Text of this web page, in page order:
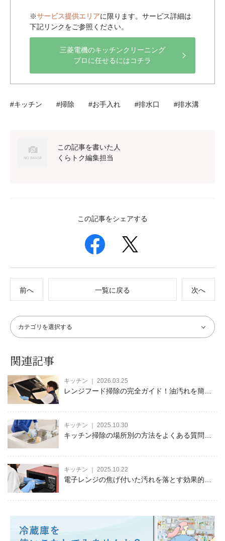
※サービス提供エリアに限ります。サービス詳細は
下記リンクをご参照ください。
三菱電機のキッチンクリーニング
プロに任せるにはコチラ
#キッチン #掃除 #お手入れ #排水口 #排水溝
この記事を書いた人
くらトク編集担当
この記事をシェアする
前へ 一覧に戻る 次へ
関連記事
キッチン ｜ 2026.03.25
レンジフード掃除の完全ガイド！油汚れを簡単
キッチン ｜ 2025.10.30
キッチン掃除の場所別の方法をよくある質問と
キッチン ｜ 2025.10.22
電子レンジの焦げ付いた汚れを落とす効果的な